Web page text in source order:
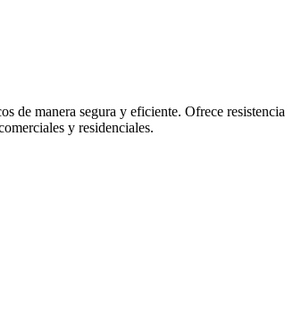
de manera segura y eficiente. Ofrece resistencia
y residenciales.